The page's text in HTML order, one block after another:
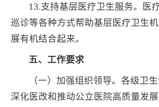
13.支持基层医疗卫生服务。医
巡诊等各种方式帮助基层医疗卫生
展有机结合起来。
五、工作要求
（一）加强组织领导。各级卫
深化医改和推动公立医院高质量发